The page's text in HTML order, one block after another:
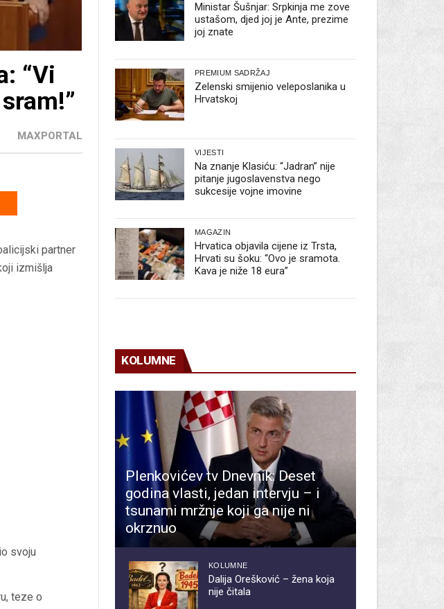
“Vi
MAXPORTAL
partner
izmišlja
svoju
teze o
Ministar Šušnjar: Srpkinja me zove
ustašom, djed joj je Ante, prezime
joj znate
PREMIUM SADRŽAJ
Zelenski smijenio veleposlanika u
Hrvatskoj
VIJESTI
Na znanje Klasiću: “Jadran” nije
pitanje jugoslavenstva nego
sukcesije vojne imovine
MAGAZIN
Hrvatica objavila cijene iz Trsta,
Hrvati su šoku: “Ovo je sramota.
Kava je niže 18 eura”
KOLUMNE
Plenkovićev tv Dnevnik: Deset
godina vlasti, jedan intervju – i
tsunami mržnje koji ga nije ni
okrznuo
KOLUMNE
Dalija Orešković – žena koja
nije čitala